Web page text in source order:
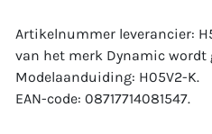
Artikelnummer leverancier:
van het merk Dynamic wordt
Modelaanduiding: H05V2-K.
EAN-code: 08717714081547.